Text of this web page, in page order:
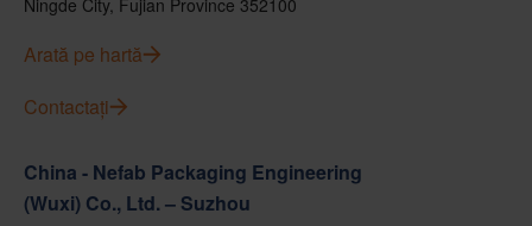
Ningde City, Fujian Province 352100
Arată pe hartă
Contactați
China - Nefab Packaging Engineering
(Wuxi) Co., Ltd. – Suzhou